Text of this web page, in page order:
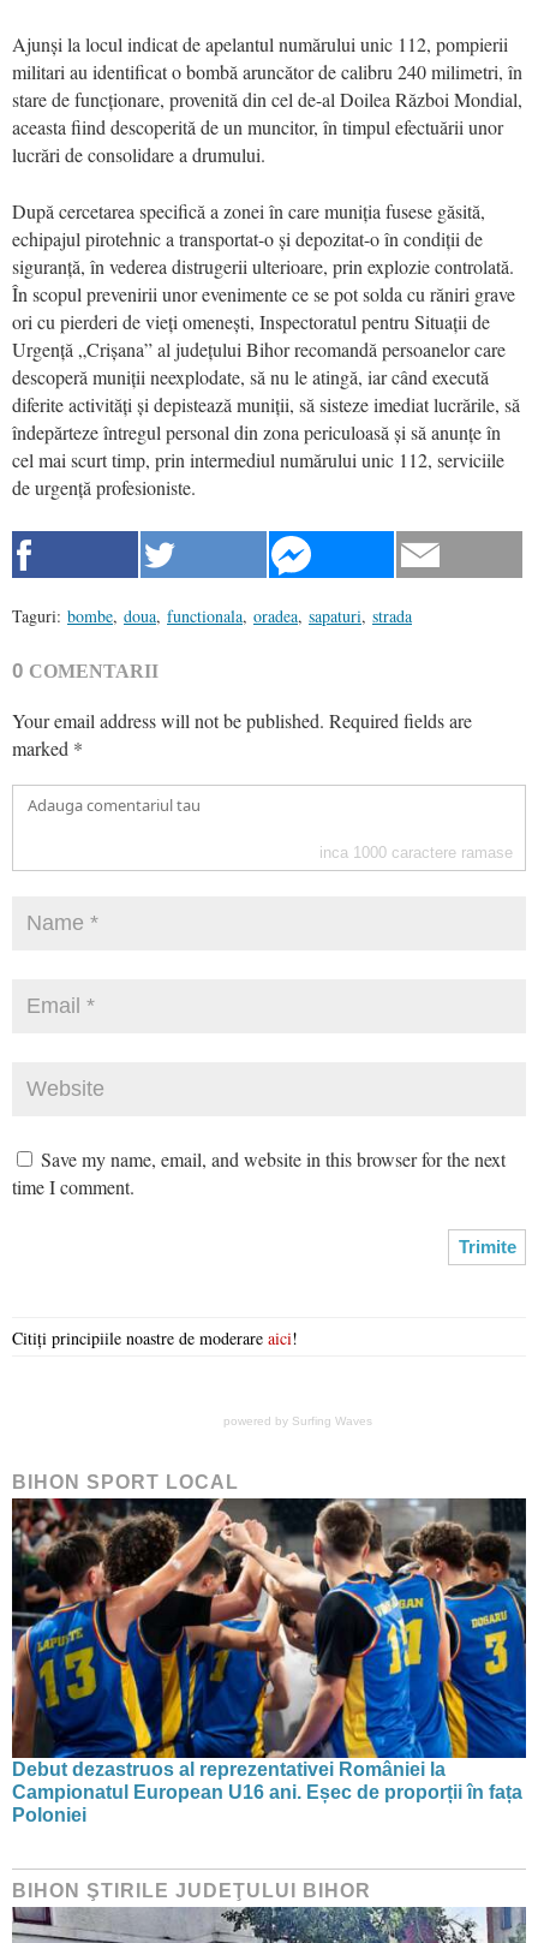
Ajunși la locul indicat de apelantul numărului unic 112, pompierii
militari au identificat o bombă aruncător de calibru 240 milimetri, în
stare de funcționare, provenită din cel de-al Doilea Război Mondial,
aceasta fiind descoperită de un muncitor, în timpul efectuării unor
lucrări de consolidare a drumului.
După cercetarea specifică a zonei în care muniția fusese găsită,
echipajul pirotehnic a transportat-o și depozitat-o în condiții de
siguranță, în vederea distrugerii ulterioare, prin explozie controlată.
În scopul prevenirii unor evenimente ce se pot solda cu răniri grave
ori cu pierderi de vieți omenești, Inspectoratul pentru Situații de
Urgență „Crișana” al județului Bihor recomandă persoanelor care
descoperă muniții neexplodate, să nu le atingă, iar când execută
diferite activități și depistează muniții, să sisteze imediat lucrările, să
îndepărteze întregul personal din zona periculoasă și să anunțe în
cel mai scurt timp, prin intermediul numărului unic 112, serviciile
de urgență profesioniste.
Taguri: bombe, doua, functionala, oradea, sapaturi, strada
0 COMENTARII
Your email address will not be published. Required fields are
marked *
inca 1000 caractere ramase
Save my name, email, and website in this browser for the next
time I comment.
Citiți principiile noastre de moderare aici!
powered by Surfing Waves
BIHON SPORT LOCAL
Debut dezastruos al reprezentativei României la
Campionatul European U16 ani. Eșec de proporții în fața
Poloniei
BIHON ŞTIRILE JUDEŢULUI BIHOR